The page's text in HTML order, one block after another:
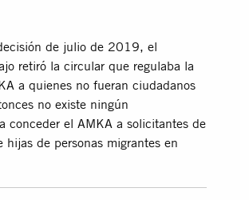
de julio de 2019, el
retiró la circular que regulaba la
a quienes no fueran ciudadanos
no existe ningún
conceder el AMKA a solicitantes de
hijas de personas migrantes en